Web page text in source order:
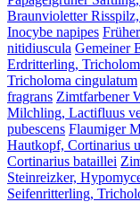
Braunvioletter
Inocybe napipes
nitidiuscula Gemeiner
Erdritterling,
Tricholoma cingulatum
fragrans Zimtfarbener
Milchling, Lactifluus
pubescens Flaumiger
Hautkopf, Cortinarius
Cortinarius bataillei
Steinreizker,
Seifenritterling,